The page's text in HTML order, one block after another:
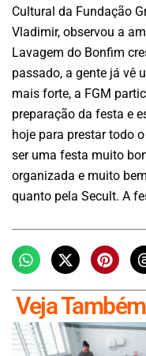
Cultural da Fundação
Vladimir, observou a
Lavagem do Bonfim
passado, a gente já vê
mais forte, a FGM
preparação da festa e
hoje para prestar todo
ser uma festa muito
organizada e muito
quanto pela Secult. A
Veja Também